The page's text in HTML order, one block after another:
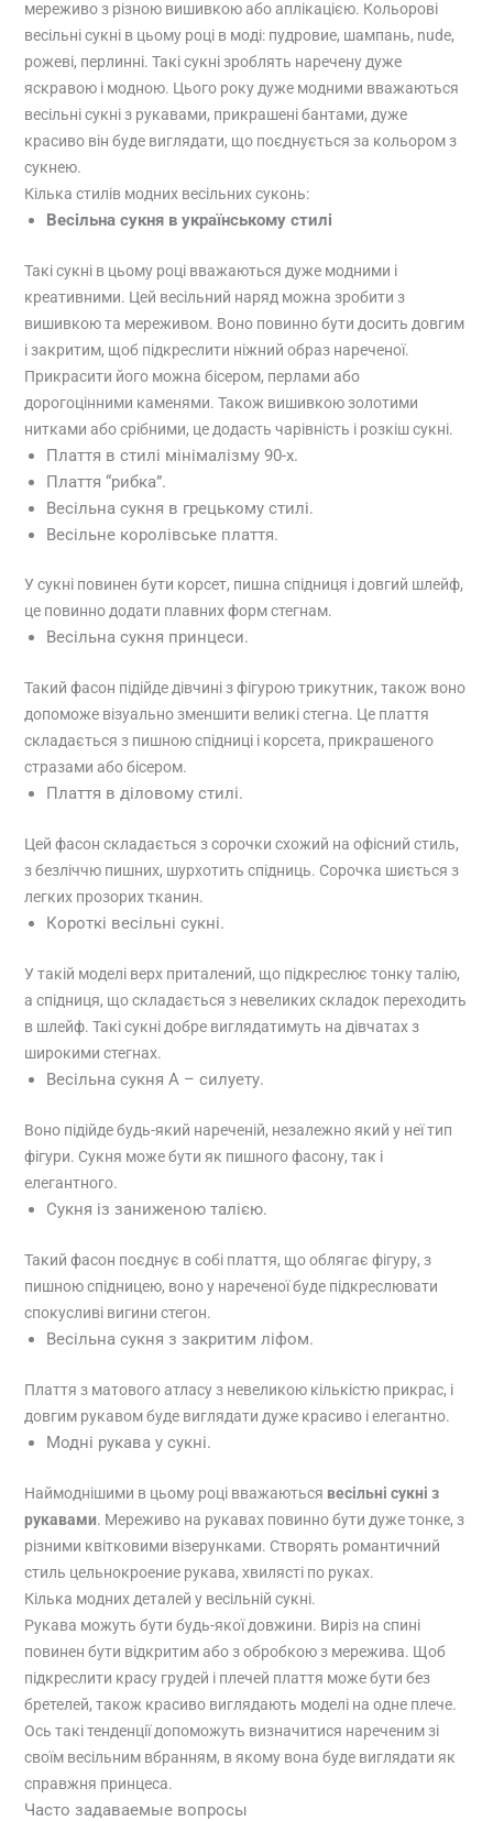
мереживо з різною вишивкою або аплікацією. Кольорові
весільні сукні в цьому році в моді: пудровие, шампань, nude,
рожеві, перлинні. Такі сукні зроблять наречену дуже
яскравою і модною. Цього року дуже модними вважаються
весільні сукні з рукавами, прикрашені бантами, дуже
красиво він буде виглядати, що поєднується за кольором з
сукнею.
Кілька стилів модних весільних суконь:
Весільна сукня в українському стилі
Такі сукні в цьому році вважаються дуже модними і
креативними. Цей весільний наряд можна зробити з
вишивкою та мереживом. Воно повинно бути досить довгим
і закритим, щоб підкреслити ніжний образ нареченої.
Прикрасити його можна бісером, перлами або
дорогоцінними каменями. Також вишивкою золотими
нитками або срібними, це додасть чарівність і розкіш сукні.
Плаття в стилі мінімалізму 90-х.
Плаття “рибка”.
Весільна сукня в грецькому стилі.
Весільне королівське плаття.
У сукні повинен бути корсет, пишна спідниця і довгий шлейф,
це повинно додати плавних форм стегнам.
Весільна сукня принцеси.
Такий фасон підійде дівчині з фігурою трикутник, також воно
допоможе візуально зменшити великі стегна. Це плаття
складається з пишною спідниці і корсета, прикрашеного
стразами або бісером.
Плаття в діловому стилі.
Цей фасон складається з сорочки схожий на офісний стиль,
з безліччю пишних, шурхотить спідниць. Сорочка шиється з
легких прозорих тканин.
Короткі весільні сукні.
У такій моделі верх приталений, що підкреслює тонку талію,
а спідниця, що складається з невеликих складок переходить
в шлейф. Такі сукні добре виглядатимуть на дівчатах з
широкими стегнах.
Весільна сукня А – силуету.
Воно підійде будь-який нареченій, незалежно який у неї тип
фігури. Сукня може бути як пишного фасону, так і
елегантного.
Сукня із заниженою талією.
Такий фасон поєднує в собі плаття, що облягає фігуру, з
пишною спідницею, воно у нареченої буде підкреслювати
спокусливі вигини стегон.
Весільна сукня з закритим ліфом.
Плаття з матового атласу з невеликою кількістю прикрас, і
довгим рукавом буде виглядати дуже красиво і елегантно.
Модні рукава у сукні.
Наймоднішими в цьому році вважаються весільні сукні з
рукавами. Мереживо на рукавах повинно бути дуже тонке, з
різними квітковими візерунками. Створять романтичний
стиль цельнокроение рукава, хвилясті по руках.
Кілька модних деталей у весільній сукні.
Рукава можуть бути будь-якої довжини. Виріз на спині
повинен бути відкритим або з обробкою з мережива. Щоб
підкреслити красу грудей і плечей плаття може бути без
бретелей, також красиво виглядають моделі на одне плече.
Ось такі тенденції допоможуть визначитися нареченим зі
своїм весільним вбранням, в якому вона буде виглядати як
справжня принцеса.
Часто задаваемые вопросы